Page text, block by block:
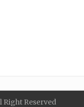
Right Reserved